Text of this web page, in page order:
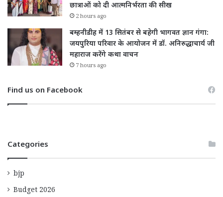
छात्राओं को दी आत्मनिर्भरता की सीख
2 hours ago
बम्हनीडीह में 13 सितंबर से बहेगी भागवत ज्ञान गंगा:
जयपुरिया परिवार के आयोजन में डॉ. अनिरुद्धाचार्य जी
महाराज करेंगे कथा वाचन
7 hours ago
Find us on Facebook
Categories
bjp
Budget 2026